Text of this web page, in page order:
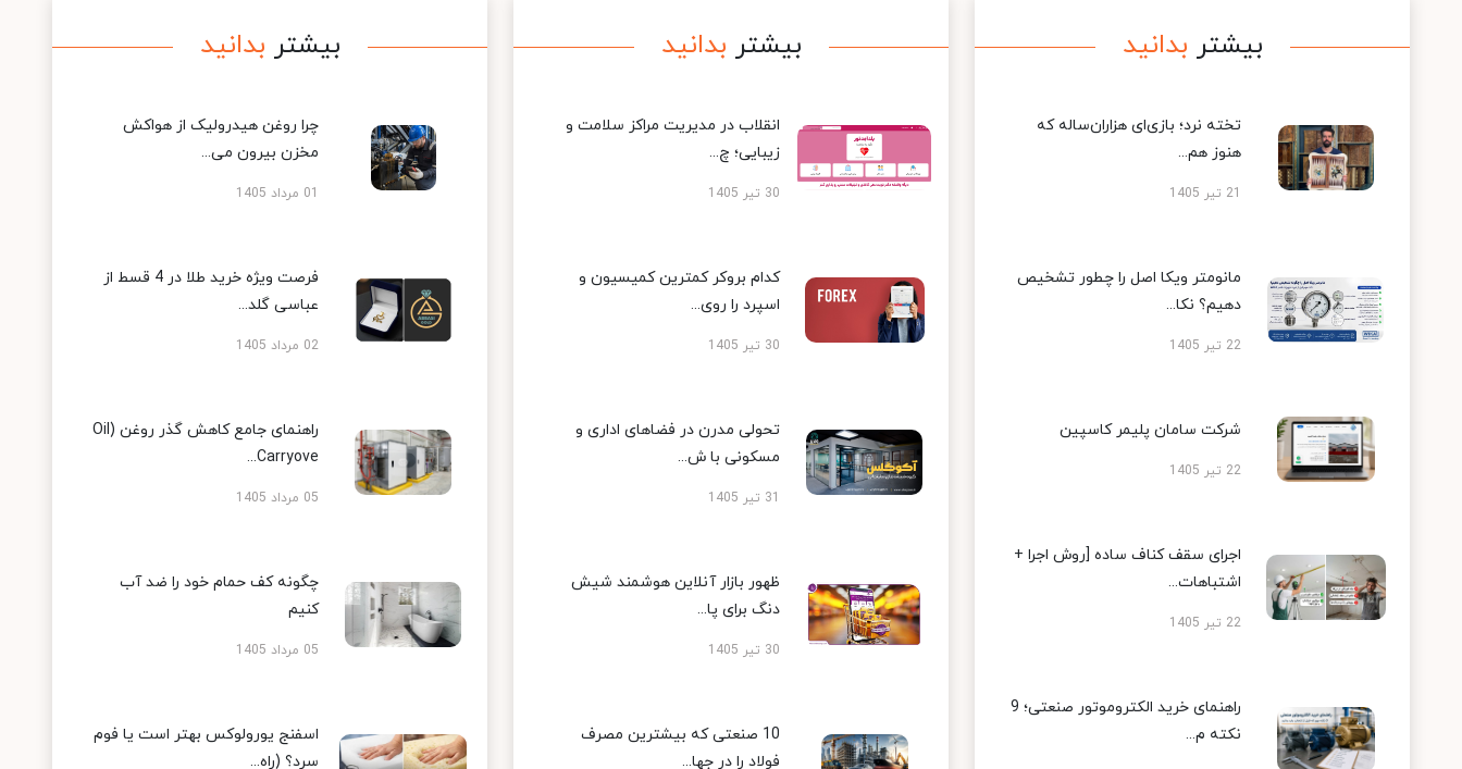
بیشتر بدانید
تخته نرد؛ بازی‌ای هزاران‌ساله که
هنوز هم...
21 تیر 1405
مانومتر ویکا اصل را چطور تشخیص
دهیم؟ نکا...
22 تیر 1405
شرکت سامان پلیمر کاسپین
22 تیر 1405
اجرای سقف کناف ساده [روش اجرا +
اشتباهات...
22 تیر 1405
راهنمای خرید الکتروموتور صنعتی؛ 9
نکته م...
بیشتر بدانید
انقلاب در مدیریت مراکز سلامت و
زیبایی؛ چ...
30 تیر 1405
کدام بروکر کمترین کمیسیون و
اسپرد را روی...
30 تیر 1405
تحولی مدرن در فضاهای اداری و
مسکونی با ش...
31 تیر 1405
ظهور بازار آنلاین هوشمند شیش
دنگ برای پا...
30 تیر 1405
10 صنعتی که بیشترین مصرف
فولاد را در جها...
بیشتر بدانید
چرا روغن هیدرولیک از هواکش
مخزن بیرون می...
01 مرداد 1405
فرصت ویژه خرید طلا در 4 قسط از
عباسی گلد...
02 مرداد 1405
راهنمای جامع کاهش گذر روغن (Oil
Carryove...
05 مرداد 1405
چگونه کف حمام خود را ضد آب
کنیم
05 مرداد 1405
اسفنج یورولوکس بهتر است یا فوم
سرد؟ (راه...